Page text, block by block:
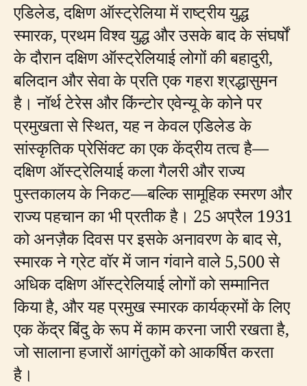
एडिलेड, दक्षिण ऑस्ट्रेलिया में राष्ट्रीय युद्ध
स्मारक, प्रथम विश्व युद्ध और उसके बाद के संघर्षों
के दौरान दक्षिण ऑस्ट्रेलियाई लोगों की बहादुरी,
बलिदान और सेवा के प्रति एक गहरा श्रद्धासुमन
है। नॉर्थ टेरेस और किंन्टोर एवेन्यू के कोने पर
प्रमुखता से स्थित, यह न केवल एडिलेड के
सांस्कृतिक प्रेसिंक्ट का एक केंद्रीय तत्व है—
दक्षिण ऑस्ट्रेलियाई कला गैलरी और राज्य
पुस्तकालय के निकट—बल्कि सामूहिक स्मरण और
राज्य पहचान का भी प्रतीक है। 25 अप्रैल 1931
को अनज़ैक दिवस पर इसके अनावरण के बाद से,
स्मारक ने ग्रेट वॉर में जान गंवाने वाले 5,500 से
अधिक दक्षिण ऑस्ट्रेलियाई लोगों को सम्मानित
किया है, और यह प्रमुख स्मारक कार्यक्रमों के लिए
एक केंद्र बिंदु के रूप में काम करना जारी रखता है,
जो सालाना हजारों आगंतुकों को आकर्षित करता
है।